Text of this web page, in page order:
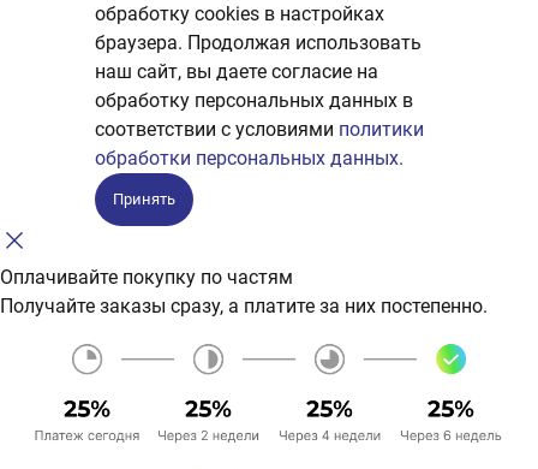
обработку сookies в настройках
браузера. Продолжая использовать
наш сайт, вы даете согласие на
обработку персональных данных в
соответствии с условиями политики
обработки персональных данных.
Принять
Оплачивайте покупку по частям
Получайте заказы сразу, а платите за них постепенно.